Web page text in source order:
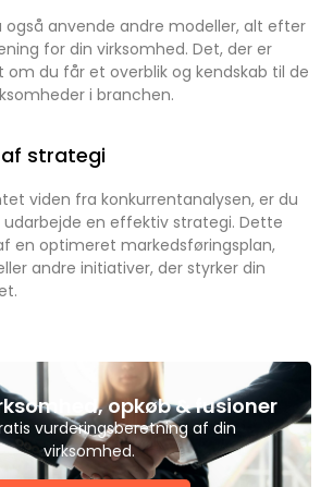
også anvende andre modeller, alt efter
for din virksomhed. Det, der er
om du får et overblik og kendskab til de
i branchen.
af strategi
viden fra konkurrentanalysen, er du
en effektiv strategi. Dette
en optimeret markedsføringsplan,
andre initiativer, der styrker din
opkøb & fusioner
vurderingsberetning af din
virksomhed.